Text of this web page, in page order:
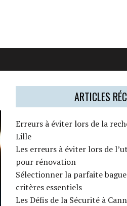
ARTICLES
Erreurs à éviter lors de la
Lille
Les erreurs à éviter lors de
pour rénovation
Sélectionner la parfaite
critères essentiels
Les Défis de la Sécurité à